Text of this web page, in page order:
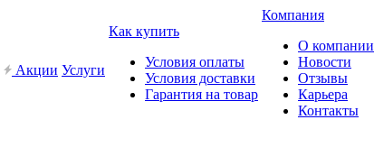
Акции Услуги
Как купить
Условия оплаты
Условия доставки
Гарантия на товар
Компания
О компании
Новости
Отзывы
Карьера
Контакты